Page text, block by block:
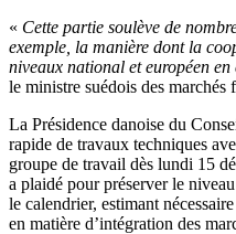
« Cette partie soulève de
exemple, la manière dont la
niveaux national et européen
le ministre suédois des
La Présidence danoise du
rapide de travaux techniques
groupe de travail dès lundi 15
a plaidé pour préserver le
le calendrier, estimant
en matière d’intégration des